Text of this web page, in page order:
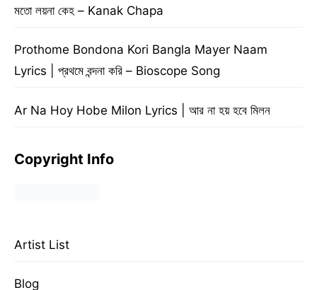
মতো লয়না কেহ – Kanak Chapa
Prothome Bondona Kori Bangla Mayer Naam
Lyrics | প্রথমে বন্দনা করি – Bioscope Song
Ar Na Hoy Hobe Milon Lyrics | আর না হয় হবে মিলন
Copyright Info
Artist List
Blog